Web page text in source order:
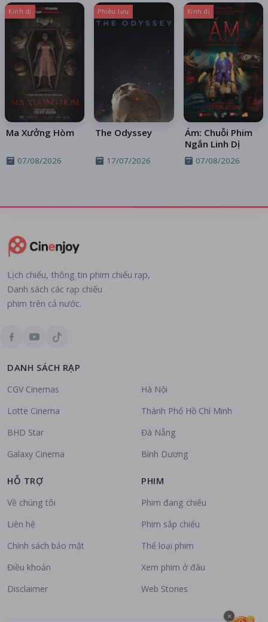
Kinh dị
Ma Xưởng Hòm
07/08/2026
Phiêu lưu
The Odyssey
17/07/2026
Kinh dị
Ám: Chuỗi Phim
Ngắn Linh Dị
07/08/2026
Lịch chiếu, thông tin phim chiếu rạp,
Danh sách các rạp chiếu
phim trên cả nước.
DANH SÁCH RẠP
CGV Cinemas
Lotte Cinema
BHD Star
Galaxy Cinema
Hà Nội
Thành Phố Hồ Chí Minh
Đà Nẵng
Bình Dương
HỖ TRỢ
Về chúng tôi
Liên hệ
Chính sách bảo mật
Điều khoản
Disclaimer
PHIM
Phim đang chiếu
Phim sắp chiếu
Thể loại phim
Xem phim ở đâu
Web Stories
×